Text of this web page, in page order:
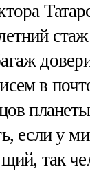
в
если у
так